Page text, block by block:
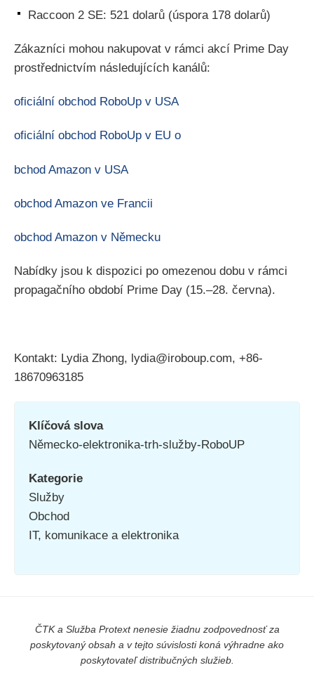
Raccoon 2 SE: 521 dolarů (úspora 178 dolarů)
Zákazníci mohou nakupovat v rámci akcí Prime Day
prostřednictvím následujících kanálů:
oficiální obchod RoboUp v USA
oficiální obchod RoboUp v EU o
bchod Amazon v USA
obchod Amazon ve Francii
obchod Amazon v Německu
Nabídky jsou k dispozici po omezenou dobu v rámci
propagačního období Prime Day (15.–28. června).
Kontakt: Lydia Zhong, lydia@iroboup.com, +86-
18670963185
Klíčová slova
Německo-elektronika-trh-služby-RoboUP
Kategorie
Služby
Obchod
IT, komunikace a elektronika
ČTK a Služba Protext nenesie žiadnu zodpovednosť za
poskytovaný obsah a v tejto súvislosti koná výhradne ako
poskytovateľ distribučných služieb.